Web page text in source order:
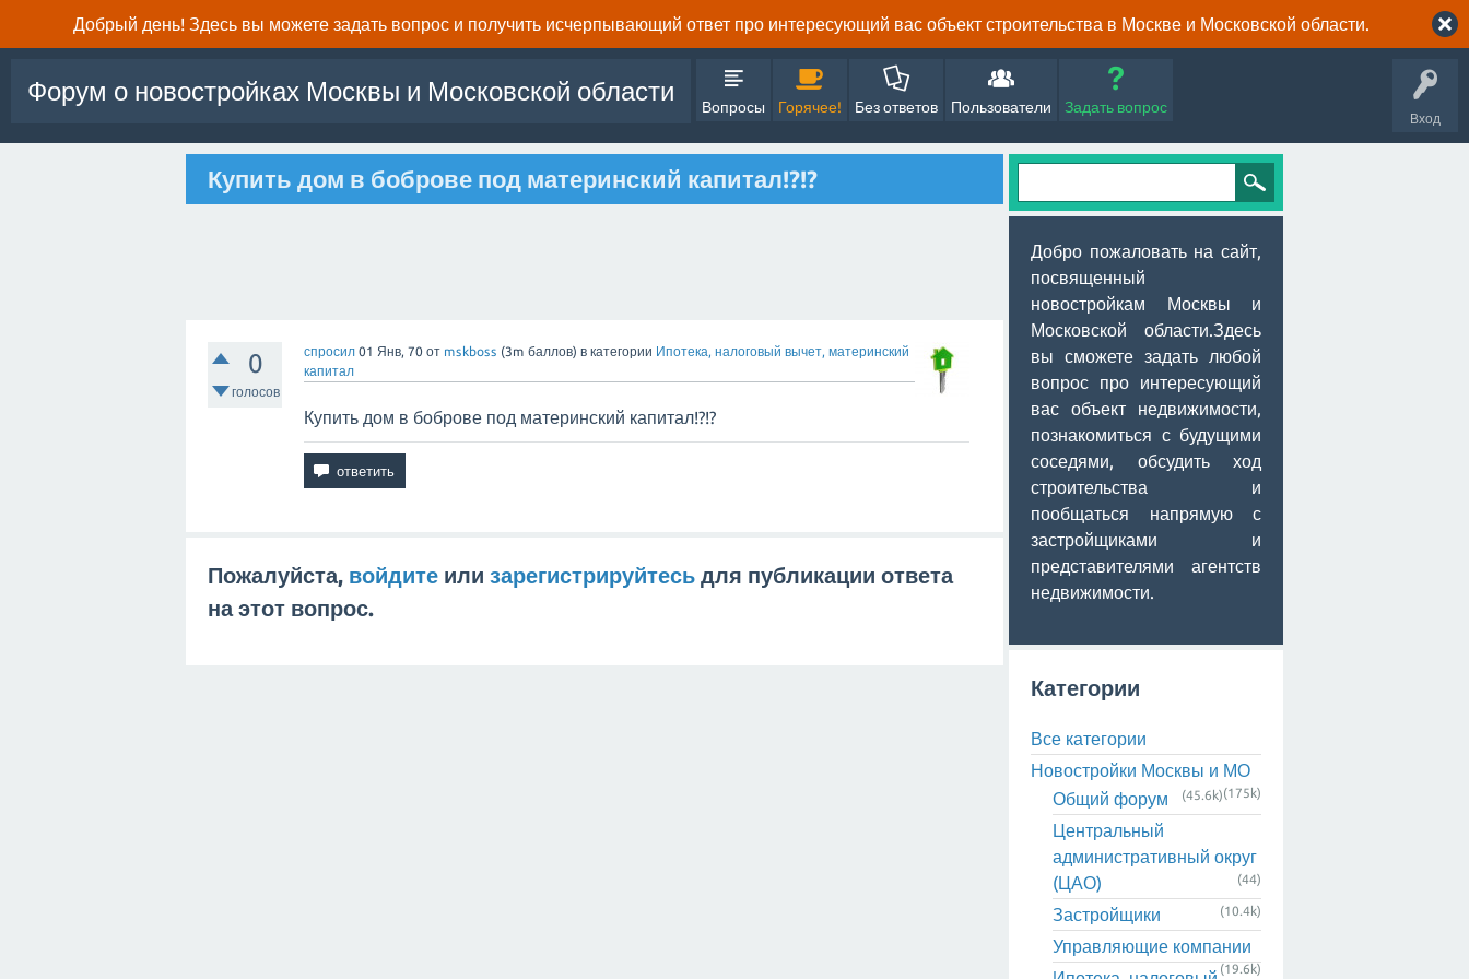
Добрый день! Здесь вы можете задать вопрос и получить исчерпывающий ответ про интересующий вас объект строительства в Москве и Московской области.
Вход
Форум о новостройках Москвы и Московской области
Вопросы Горячее! Без ответов Пользователи Задать вопрос
Купить дом в боброве под материнский капитал!?!?
0
голосов
спросил 01 Янв, 70 от mskboss (3m баллов) в категории Ипотека, налоговый вычет, материнский
капитал
Купить дом в боброве под материнский капитал!?!?
Пожалуйста, войдите или зарегистрируйтесь для публикации ответа
на этот вопрос.
Добро пожаловать на сайт,
посвященный
новостройкам Москвы и
Московской области.Здесь
вы сможете задать любой
вопрос про интересующий
вас объект недвижимости,
познакомиться с будущими
соседями, обсудить ход
строительства и
пообщаться напрямую с
застройщиками и
представителями агентств
недвижимости.
Категории
Все категории
Новостройки Москвы и МО
(175k)
Общий форум (45.6k)
Центральный
административный округ
(ЦАО)
(44)
Застройщики (10.4k)
Управляющие компании
(19.6k)